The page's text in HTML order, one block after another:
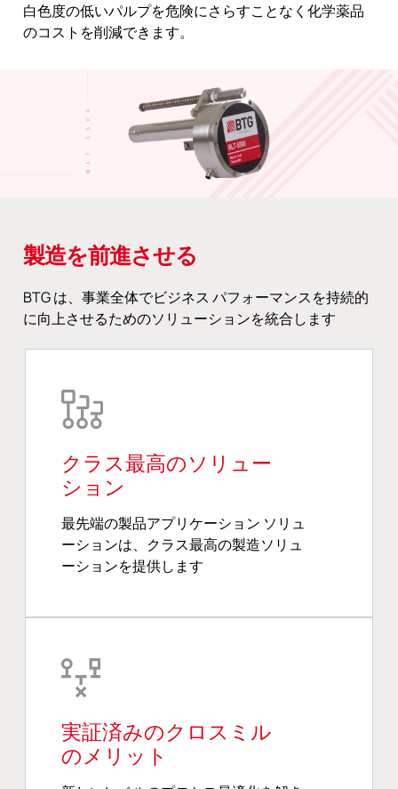
白色度の低いパルプを危険にさらすことなく化学薬品
のコストを削減できます。
製造を前進させる
BTG は、事業全体でビジネス パフォーマンスを持続的
に向上させるためのソリューションを統合します
クラス最高のソリュー
ション
最先端の製品アプリケーション ソリュ
ーションは、クラス最高の製造ソリュ
ーションを提供します
実証済みのクロスミル
のメリット